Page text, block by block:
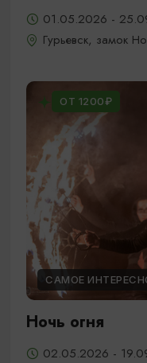
01.05.2026 -
Гурьевск, замок
ОТ 1200₽
САМОЕ
Ночь огня
02.05.2026 -